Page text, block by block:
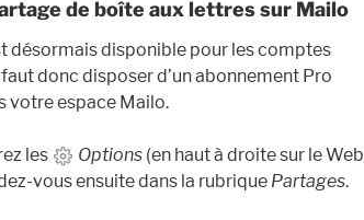
de boîte aux lettres sur Mailo
désormais disponible pour les comptes
donc disposer d’un abonnement Pro
votre espace Mailo.
les Options (en haut à droite sur le Web
vous ensuite dans la rubrique Partages.